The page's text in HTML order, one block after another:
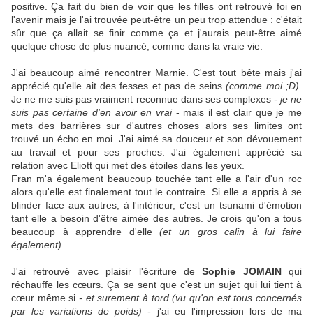
positive. Ça fait du bien de voir que les filles ont retrouvé foi en
l'avenir mais je l'ai trouvée peut-être un peu trop attendue : c'était
sûr que ça allait se finir comme ça et j'aurais peut-être aimé
quelque chose de plus nuancé, comme dans la vraie vie.
J'ai beaucoup aimé rencontrer Marnie. C'est tout bête mais j'ai
apprécié qu'elle ait des fesses et pas de seins(comme moi ;D)
Je ne me suis pas vraiment reconnue dans ses complexes - je ne
suis pas certaine d'en avoir en vrai - mais il est clair que je me
mets des barrières sur d'autres choses alors ses limites ont
trouvé un écho en moi. J'ai aimé sa douceur et son dévouement
au travail et pour ses proches. J'ai également apprécié sa
relation avec Eliott qui met des étoiles dans les yeux.
Fran m'a également beaucoup touchée tant elle a l'air d'un roc
alors qu'elle est finalement tout le contraire. Si elle a appris à se
blinder face aux autres, à l'intérieur, c'est un tsunami d'émotion
tant elle a besoin d'être aimée des autres. Je crois qu'on a tous
beaucoup à apprendre d'elle(et un gros calin à lui faire
également)
J'ai retrouvé avec plaisir l'écriture deSophie JOMAIN qui
réchauffe les cœurs. Ça se sent que c'est un sujet qui lui tient à
cœur même si - et surement à tord (vu qu'on est tous concernés
par les variations de poids) - j'ai eu l'impression lors de ma